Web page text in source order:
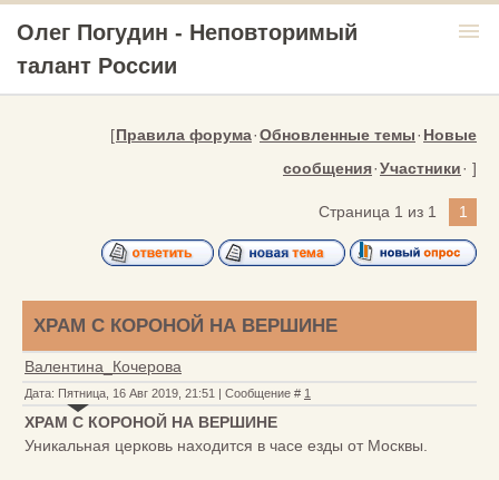
Олег Погудин - Неповторимый
талант России
menu
[Правила форума·Обновленные темы·Новые
сообщения·Участники· ]
Страница 1 из 1 1
ХРАМ С КОРОНОЙ НА ВЕРШИНЕ
Валентина_Кочерова
Дата: Пятница, 16 Авг 2019, 21:51 | Сообщение # 1
ХРАМ С КОРОНОЙ НА ВЕРШИНЕ
Уникальная церковь находится в часе езды от Москвы.